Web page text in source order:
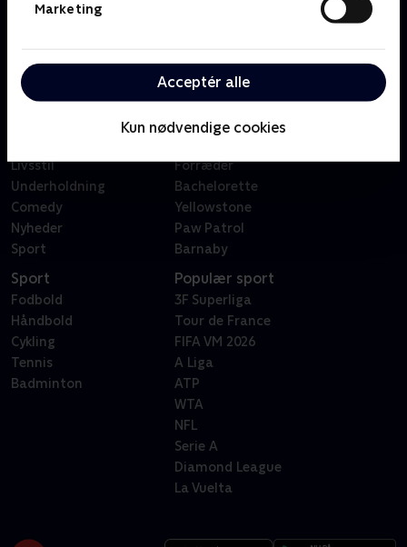
Marketing
Acceptér alle
Kun nødvendige cookies
Børn
Serier
Film
Livsstil
Underholdning
Comedy
Nyheder
Sport
Klovn
Badehotellet
Sygeplejeskolen
X Factor
Forræder
Bachelorette
Yellowstone
Paw Patrol
Barnaby
Sport
Fodbold
Håndbold
Cykling
Tennis
Badminton
Populær sport
3F Superliga
Tour de France
FIFA VM 2026
A Liga
ATP
WTA
NFL
Serie A
Diamond League
La Vuelta